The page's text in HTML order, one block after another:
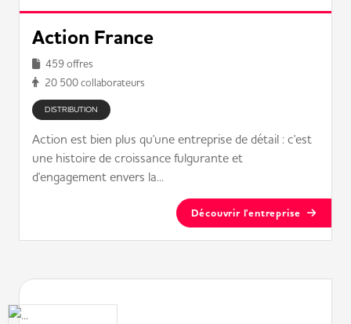
Action France
459 offres
20 500 collaborateurs
DISTRIBUTION
Action est bien plus qu'une entreprise de détail : c'est
une histoire de croissance fulgurante et
d'engagement envers la...
Découvrir l'entreprise